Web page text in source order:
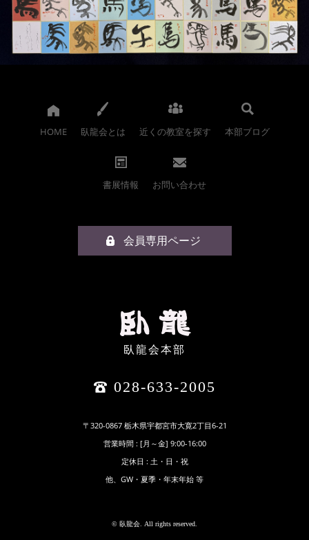
HOME 臥龍会とは 近くの教室を探す 本部ブログ
書展情報 お問い合わせ
会員専用ページ
臥龍会本部
028-633-2005
〒320-0867 栃木県宇都宮市大寛2丁目6-21
営業時間 : [月～金] 9:00-16:00
定休日 : 土・日・祝
他、GW・夏季・年末年始 等
© 臥龍会. All rights reserved.